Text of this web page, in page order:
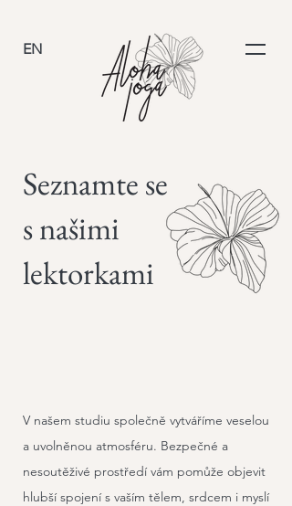
EN
Seznamte se
s našimi
lektorkami
V našem studiu společně vytváříme veselou
a uvolněnou atmosféru. Bezpečné a
nesoutěživé prostředí vám pomůže objevit
hlubší spojení s vaším tělem, srdcem i myslí